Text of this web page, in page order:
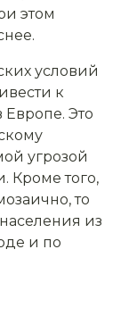
этом
условий
к
Европе. Это
угрозой
Кроме того,
то
из
и по